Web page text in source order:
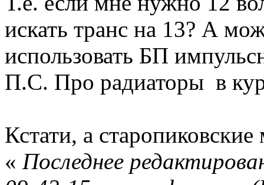
искать транс на 13? А
использовать БП
П.С. Про радиаторы в
Кстати, а
« Последнее